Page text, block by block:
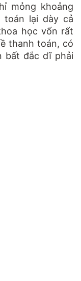
mỏng khoảng
toán lại dày cả
học vốn rất
thanh toán, có
bất đắc dĩ phải